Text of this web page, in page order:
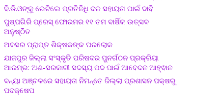
ବି.ଡି.ଓଙ୍କୁ ଭେଟିଲେ ପ୍ରତିନିଧି ଦଳ ସହାୟତା ପାଇଁ ଦାବି
ପୁଷ୍ପଗିରି ପ୍ରେସ୍ ଫୋରମର ୧୧ ତମ ବାର୍ଷିକ ଉତ୍ସବ
ଅନୁଷ୍ଠିତ
ଅବସର ପ୍ରାପ୍ତ ଶିକ୍ଷକଙ୍କ ପରଲୋକ
ଯାଜପୁର ଜିଲ୍ଲା ସଂସ୍କୃତି ପରିଷଦର ପୁନର୍ଗଠନ ପ୍ରକ୍ରିୟା
ଆରମ୍ଭ: ଅଣ-ସରକାରୀ ସଦସ୍ୟ ପଦ ପାଇଁ ଆବେଦନ ଆହ୍ଵାନ
ବନ୍ୟା ଅଞ୍ଚଳରେ ସହାୟତା ନିମନ୍ତେ ଜିଲ୍ଲା ପ୍ରଶାସନ ପକ୍ଷରୁ
ପଦକ୍ଷେପ